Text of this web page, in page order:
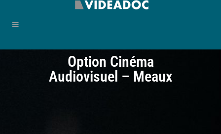
Option Cinéma
Audiovisuel – Meaux